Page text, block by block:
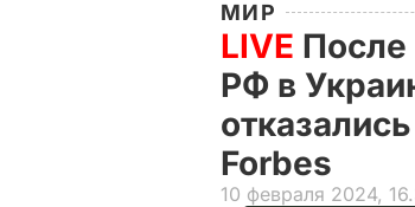
МИР
LIVE После
РФ в
Forbes
10 февраля 2024,